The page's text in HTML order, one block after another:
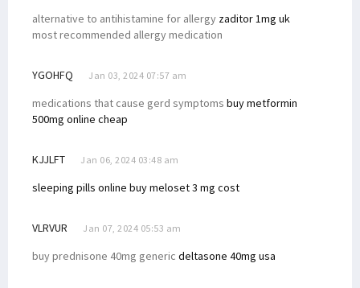
alternative to antihistamine for allergy zaditor 1mg uk
most recommended allergy medication
YGOHFQ Jan 03, 2024 07:57 am
medications that cause gerd symptoms buy metformin
500mg online cheap
KJJLFT Jan 06, 2024 03:48 am
sleeping pills online buymeloset 3 mg cost
VLRVUR Jan 07, 2024 05:53 am
buy prednisone 40mg generic deltasone 40mg usa